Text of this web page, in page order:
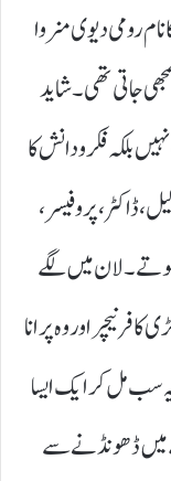
رومی دیوی منروا
جاتی تھی۔ شاید
بلکہ فکر و دانش کا
ڈاکٹر، پروفیسر،
لان میں لگے
فرنیچر اور وہ پرانا
سب مل کر ایک ایسا
میں ڈھونڈنے سے